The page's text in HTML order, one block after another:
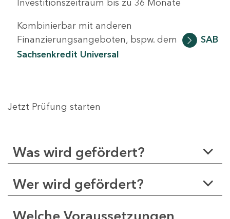
Investitionszeitraum bis zu 36 Monate
Kombinierbar mit anderen
Finanzierungsangeboten, bspw. dem
SAB
Sachsenkredit Universal
Jetzt Prüfung starten
Was wird gefördert?
Wer wird gefördert?
Welche Voraussetzungen